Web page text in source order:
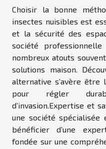
Choisir la bonne
insectes nuisibles est
et la sécurité des
société
nombreux atouts
solutions maison.
alternative s’avère
pour régler
d’invasion.Expertise et
une société spécialisée
bénéficier d’une
fondée sur une